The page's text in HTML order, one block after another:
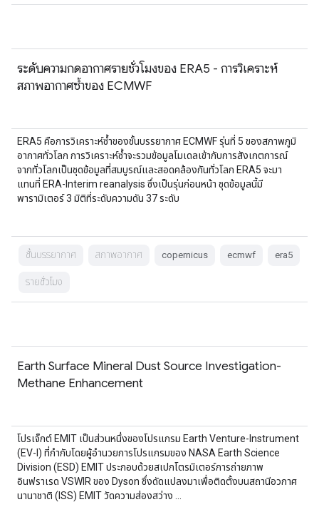
ระดับความกดอากาศรายชั่วโมงของ ERA5 - การวิเคราะห์
สภาพอากาศซ้ำของ ECMWF
ERA5 คือการวิเคราะห์ซ้ำของชั้นบรรยากาศ ECMWF รุ่นที่ 5 ของสภาพภูมิ
อากาศทั่วโลก การวิเคราะห์ซ้ำจะรวมข้อมูลโมเดลเข้ากับการสังเกตการณ์
จากทั่วโลกเป็นชุดข้อมูลที่สมบูรณ์และสอดคล้องกันทั่วโลก ERA5 จะมา
แทนที่ ERA-Interim reanalysis ซึ่งเป็นรุ่นก่อนหน้า ชุดข้อมูลนี้มี
พารามิเตอร์ 3 มิติที่ระดับความดัน 37 ระดับ
ชั้นบรรยากาศ สภาพอากาศ copernicus ecmwf era5
รายชั่วโมง
Earth Surface Mineral Dust Source Investigation-
Methane Enhancement
โปรเจ็กต์ EMIT เป็นส่วนหนึ่งของโปรแกรม Earth Venture-Instrument
(EV-I) ที่กำกับโดยผู้อำนวยการโปรแกรมของ NASA Earth Science
Division (ESD) EMIT ประกอบด้วยสเปกโตรมิเตอร์การถ่ายภาพ
อินฟราเรด VSWIR ของ Dyson ซึ่งดัดแปลงมาเพื่อติดตั้งบนสถานีอวกาศ
นานาชาติ (ISS) EMIT วัดความส่องสว่าง …